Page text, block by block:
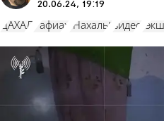
20.06.24, 19:19
ЦАХАЛ Рафиах "Нахаль" видео